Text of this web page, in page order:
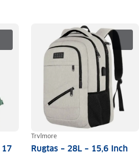
Trvlmore
Rugtas – 28L – 15,6 Inch